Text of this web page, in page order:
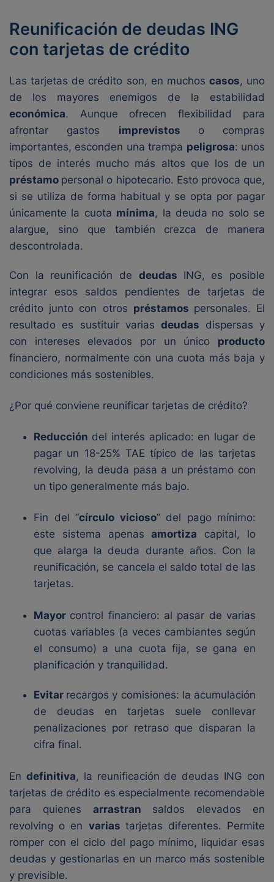
Reunificación de deudas ING
con tarjetas de crédito
Las tarjetas de crédito son, en muchos casos, uno
de los mayores enemigos de la estabilidad
económica. Aunque ofrecen flexibilidad para
afrontar gastos imprevistos o compras
importantes, esconden una trampa peligrosa: unos
tipos de interés mucho más altos que los de un
préstamo personal o hipotecario. Esto provoca que,
si se utiliza de forma habitual y se opta por pagar
únicamente la cuota mínima, la deuda no solo se
alargue, sino que también crezca de manera
descontrolada.
Con la reunificación de deudas ING, es posible
integrar esos saldos pendientes de tarjetas de
crédito junto con otros préstamos personales. El
resultado es sustituir variasdeudas dispersas y
con intereses elevados por un único producto
financiero, normalmente con una cuota más baja y
condiciones más sostenibles.
¿Por qué conviene reunificar tarjetas de crédito?
Reducción del interés aplicado: en lugar de
pagar un 18-25% TAE típico de las tarjetas
revolving, la deuda pasa a un préstamo con
un tipo generalmente más bajo.
Fin del “círculo vicioso” del pago mínimo:
este sistema apenasamortiza capital, lo
que alarga la deuda durante años. Con la
reunificación, se cancela el saldo total de las
tarjetas.
Mayor control financiero: al pasar de varias
cuotas variables (a veces cambiantes según
el consumo) a una cuota fija, se gana en
planificación y tranquilidad.
Evitar recargos y comisiones: la acumulación
de deudas en tarjetas suele conllevar
penalizaciones por retraso que disparan la
cifra final.
En definitiva, la reunificación de deudas ING con
tarjetas de crédito es especialmente recomendable
para quienes arrastran saldos elevados en
revolving o en varias tarjetas diferentes. Permite
romper con el ciclo del pago mínimo, liquidar esas
deudas y gestionarlas en un marco más sostenible
y previsible.